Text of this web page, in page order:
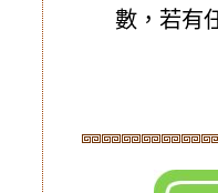
數，若有